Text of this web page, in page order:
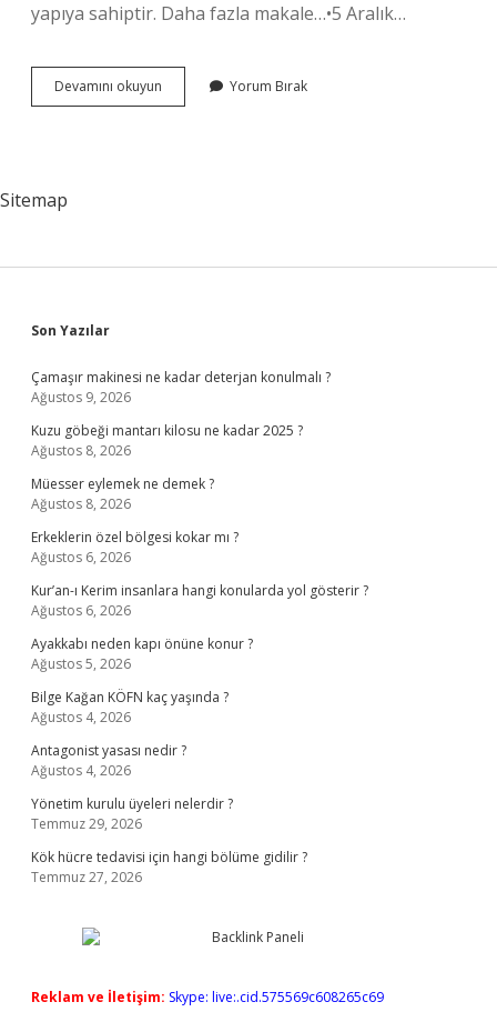
yapıya sahiptir. Daha fazla makale…•5 Aralık…
Devamını okuyun
Değerli
Yorum Bırak
Sitemap
Sidebar
Son Yazılar
Çamaşır makinesi ne kadar deterjan konulmalı ?
Ağustos 9, 2026
Kuzu göbeği mantarı kilosu ne kadar 2025 ?
Ağustos 8, 2026
Müesser eylemek ne demek ?
Ağustos 8, 2026
Erkeklerin özel bölgesi kokar mı ?
Ağustos 6, 2026
Kur’an-ı Kerim insanlara hangi konularda yol gösterir ?
Ağustos 6, 2026
Ayakkabı neden kapı önüne konur ?
Ağustos 5, 2026
Bilge Kağan KÖFN kaç yaşında ?
Ağustos 4, 2026
Antagonist yasası nedir ?
Ağustos 4, 2026
Yönetim kurulu üyeleri nelerdir ?
Temmuz 29, 2026
Kök hücre tedavisi için hangi bölüme gidilir ?
Temmuz 27, 2026
Reklam ve İletişim: Skype: live:.cid.575569c608265c69